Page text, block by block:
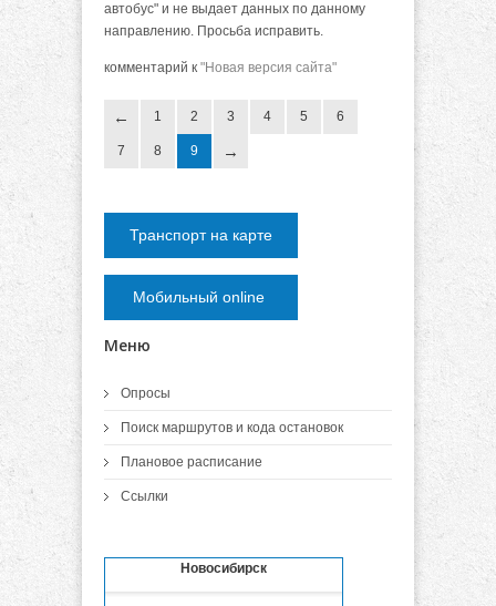
автобус" и не выдает данных по данному
направлению. Просьба исправить.
комментарий к "Новая версия сайта"
1 2 3 4 5 6
7 8 9
Транспорт на карте
Мобильный online
Меню
Опросы
Поиск маршрутов и кода остановок
Плановое расписание
Ссылки
Новосибирск